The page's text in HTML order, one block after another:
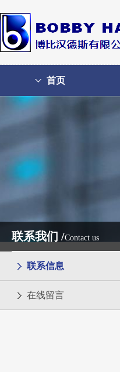
首页
联系我们 /Contact us
联系信息
在线留言